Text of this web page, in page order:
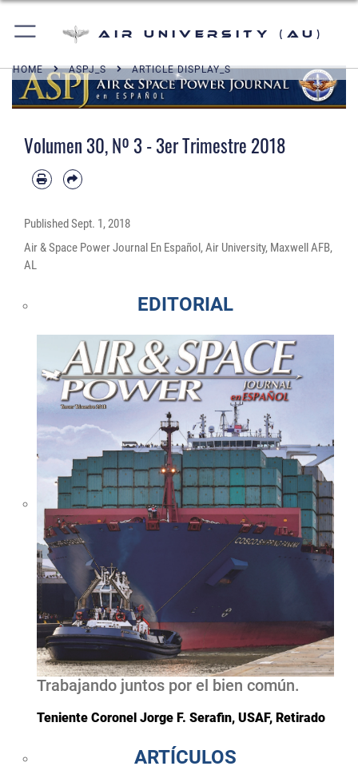
Air University (AU)
HOME ASPJ_S ARTICLE DISPLAY_S
Volumen 30, Nº 3 - 3er Trimestre 2018
PublishedSept. 1, 2018
Air & Space Power Journal En Español, Air University, Maxwell AFB,
AL
EDITORIAL
Trabajando juntos por el bien común.
Teniente Coronel Jorge F. Serafin, USAF, Retirado
ARTÍCULOS